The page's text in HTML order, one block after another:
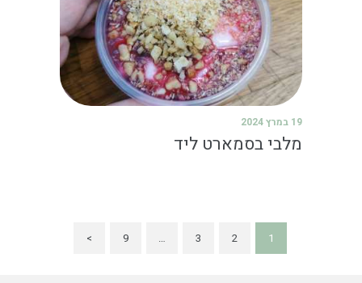
19 במרץ 2024
מלבי בסמארט ליד
1
2
3
…
9
>